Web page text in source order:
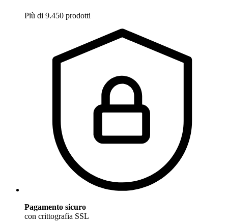
Più di 9.450 prodotti
Pagamento sicuro
con crittografia SSL